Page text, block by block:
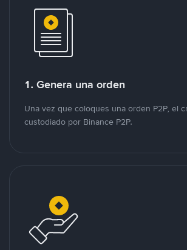
1. Genera una orden
Una vez que coloques una orden P2P, el
custodiado por Binance P2P.